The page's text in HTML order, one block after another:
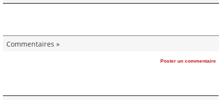
Commentaires »
Poster un commentaire